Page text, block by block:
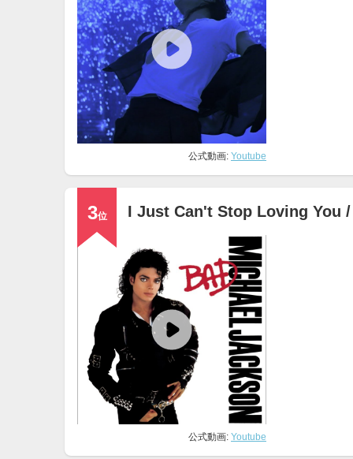
公式動画: Youtube
3位 I Just Can't Stop Loving You
公式動画: Youtube